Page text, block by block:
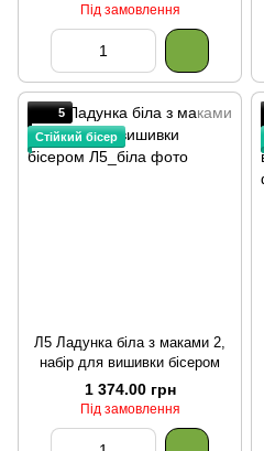
Під замовлення
5
Стійкий бісер
Л5 Ладунка біла з маками 2,
набір для вишивки бісером
1 374.00 грн
Під замовлення